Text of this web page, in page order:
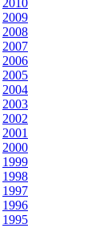
2010
2009
2008
2007
2006
2005
2004
2003
2002
2001
2000
1999
1998
1997
1996
1995